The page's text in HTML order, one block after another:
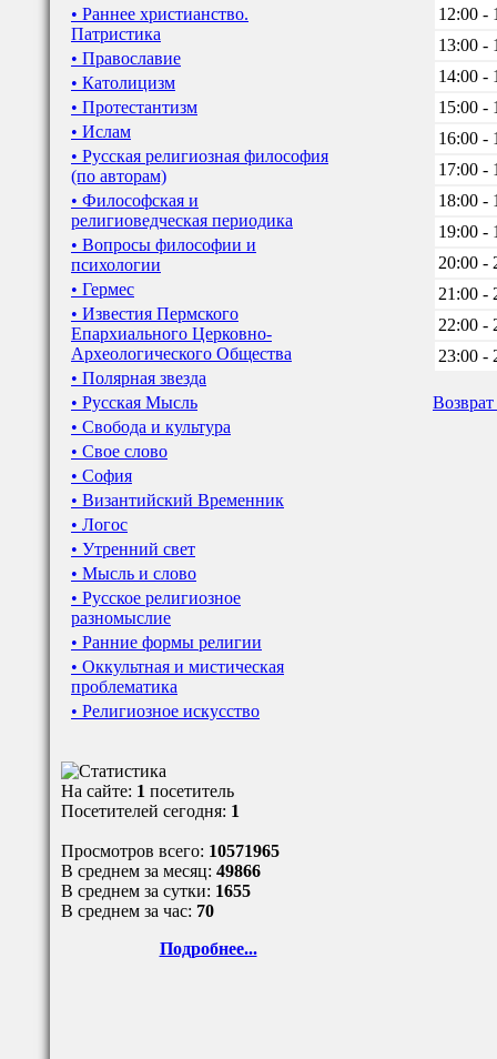
• Раннее христианство.
Патристика
• Православие
• Католицизм
• Протестантизм
• Ислам
• Русская религиозная философия
(по авторам)
• Философская и
религиоведческая периодика
• Вопросы философии и
психологии
• Гермес
• Известия Пермского
Епархиального Церковно-
Археологического Общества
• Полярная звезда
• Русская Мысль
• Свобода и культура
• Свое слово
• София
• Византийский Временник
• Логос
• Утренний свет
• Мысль и слово
• Русское религиозное
разномыслие
• Ранние формы религии
• Оккультная и мистическая
проблематика
• Религиозное искусство
На сайте: 1 посетитель
Посетителей сегодня: 1
Просмотров всего: 10571965
В среднем за месяц: 49866
В среднем за сутки: 1655
В среднем за час: 70
Подробнее...
12:00 -
13:00 -
14:00 -
15:00 -
16:00 -
17:00 -
18:00 -
19:00 -
20:00 -
21:00 -
22:00 -
23:00 -
Возврат